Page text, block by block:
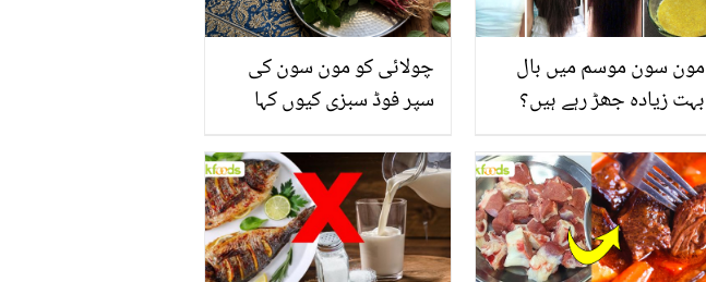
چولائی کو مون سون کی
سپر فوڈ سبزی کیوں کہا
منرلز اور اینٹی آکسیڈنٹس
سے بھرپور اس سبزی کے
فائدے
مون سون موسم میں بال
بہت زیادہ جھڑ رہے ہیں؟
بنانے کے چند قدرتی طریقے